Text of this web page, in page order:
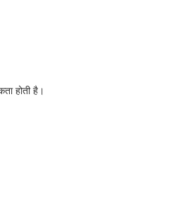
होती है।